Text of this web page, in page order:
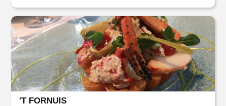
'T FORNUIS